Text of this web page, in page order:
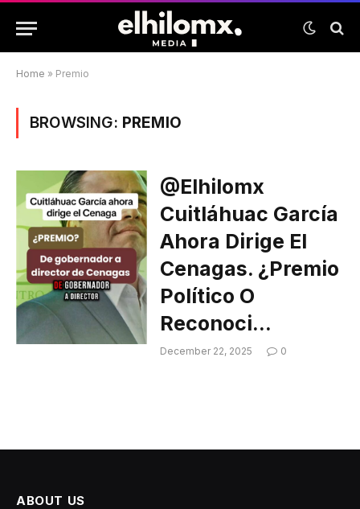
Home » Premio
BROWSING: PREMIO
@elhilomx
Cuitláhuac García
Ahora Dirige El
Cenagas. ¿Premio
Político O
Reconoci…
December 22, 2025 0
ABOUT US